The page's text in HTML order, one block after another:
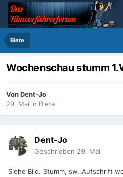
Biete
Wochenschau stumm
VonDent-Jo
29. Mai in Biete
Dent-Jo
Geschrieben 29. Mai
Siehe Bild. Stumm, sw, Aufschrift